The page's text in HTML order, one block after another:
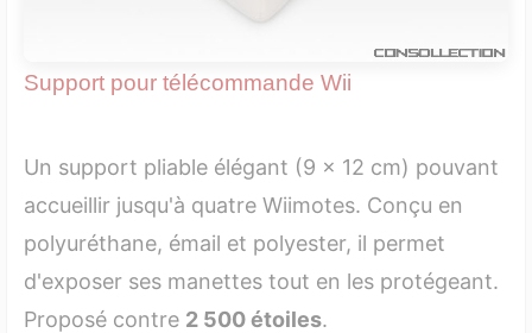
Support pour télécommande Wii
Un support pliable élégant (9 x 12 cm) pouvant
accueillir jusqu'à quatre Wiimotes. Conçu en
polyuréthane, émail et polyester, il permet
d'exposer ses manettes tout en les protégeant.
Proposé contre 2 500 étoiles.